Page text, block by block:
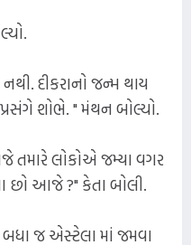
દીકરાનો જન્મ થાય
શોભે. " મંથન બોલ્યો.
તમારે લોકોએ જમ્યા વગર
છો આજે ?" કેતા બોલી.
જ એસ્ટેલા માં જમવા